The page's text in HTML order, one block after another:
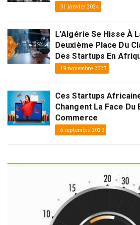
31 janvier 2024
L’Algérie Se Hisse À
Deuxième Place Du
Des Startups En
19 novembre 2023
Ces Startups
Changent La Face Du
Commerce
6 septembre 2023